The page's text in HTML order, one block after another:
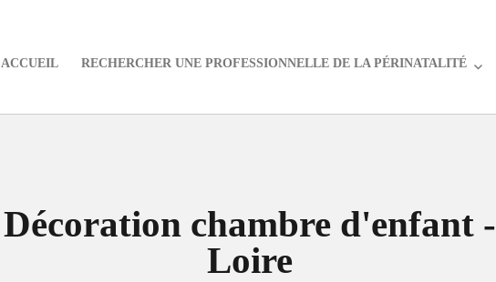
ACCUEIL RECHERCHER UNE PROFESSIONNELLE DE LA PÉRINATALITÉ
Décoration chambre d'enfant -
Loire